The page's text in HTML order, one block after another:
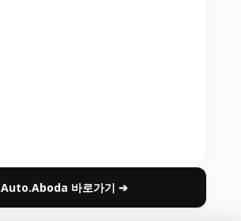
Auto.Aboda 바로가기 ➔